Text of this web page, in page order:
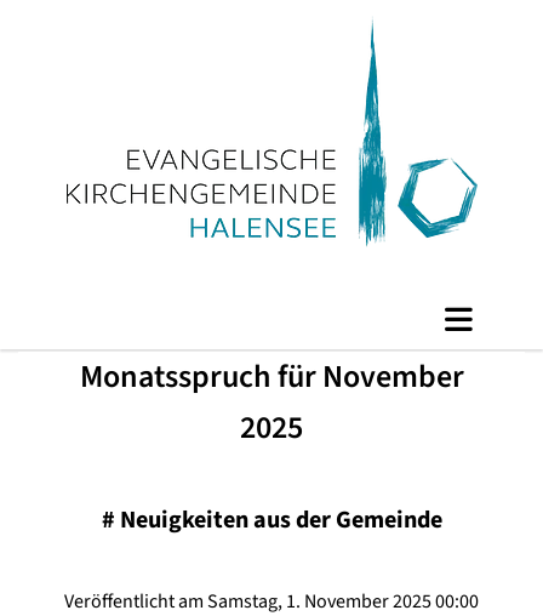
Monatsspruch für November
2025
# Neuigkeiten aus der Gemeinde
Veröffentlicht am Samstag, 1. November 2025 00:00